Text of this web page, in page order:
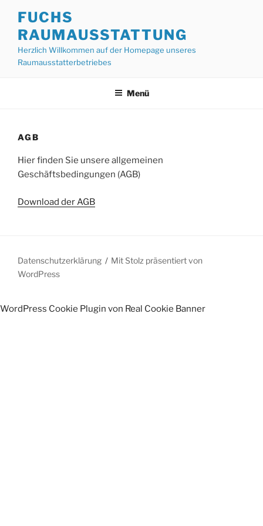
Inhalt
springen
FUCHS
RAUMAUSSTATTUNG
Herzlich Willkommen auf der Homepage unseres
Raumausstatterbetriebes
Menü
AGB
Hier finden Sie unsere allgemeinen
Geschäftsbedingungen (AGB)
Download der AGB
Datenschutzerklärung
Mit Stolz präsentiert von
WordPress
WordPress Cookie Plugin von Real Cookie Banner